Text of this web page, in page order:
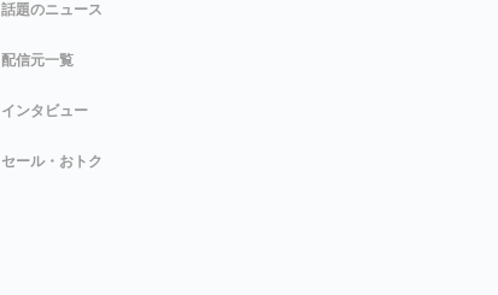
話題のニュース
配信元一覧
インタビュー
セール・おトク